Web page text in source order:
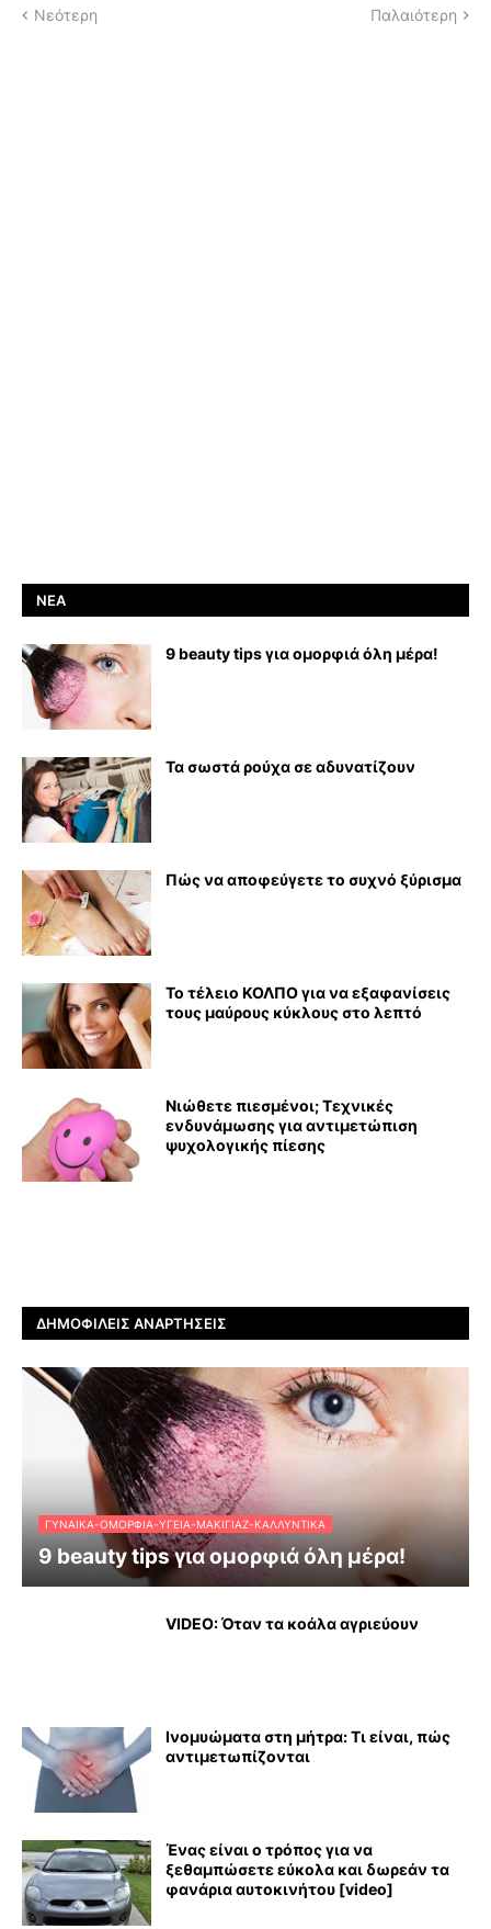
Νεότερη Παλαιότερη
ΝΈΑ
9 beauty tips για ομορφιά όλη μέρα!
Τα σωστά ρούχα σε αδυνατίζουν
Πώς να αποφεύγετε το συχνό ξύρισμα
Το τέλειο ΚΟΛΠΟ για να εξαφανίσεις
τους μαύρους κύκλους στο λεπτό
Νιώθετε πιεσμένοι; Τεχνικές
ενδυνάμωσης για αντιμετώπιση
ψυχολογικής πίεσης
ΔΗΜΟΦΙΛΕΊΣ ΑΝΑΡΤΉΣΕΙΣ
ΓΥΝΑΊΚΑ-ΟΜΟΡΦΙΆ-ΥΓΕΊΑ-ΜΑΚΙΓΙΆΖ-ΚΑΛΛΥΝΤΙΚΆ
9 beauty tips για ομορφιά όλη μέρα!
VIDEO: Όταν τα κοάλα αγριεύουν
Ινομυώματα στη μήτρα: Τι είναι, πώς
αντιμετωπίζονται
Ένας είναι ο τρόπος για να
ξεθαμπώσετε εύκολα και δωρεάν τα
φανάρια αυτοκινήτου [video]